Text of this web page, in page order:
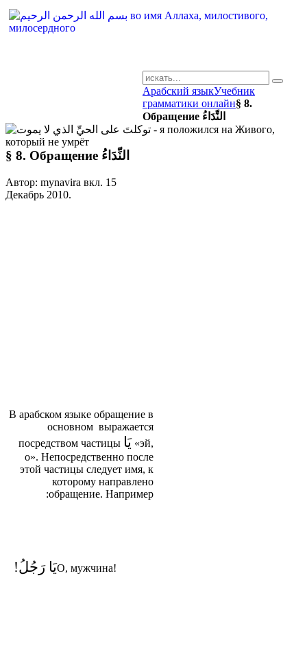
Арабский языкУчебник
грамматики онлайн§ 8.
Обращение النِّدَاءُ
§ 8. Обращение النِّدَاءُ
Автор: mynavira вкл. 15
Декабрь 2010.
В арабском языке обращение в
основном выражается
посредством частицы يَا «эй,
о». Непосредственно после
этой частицы следует имя, к
которому направлено
обращение. Например:
يَا رَجُلُ!О, мужчина!